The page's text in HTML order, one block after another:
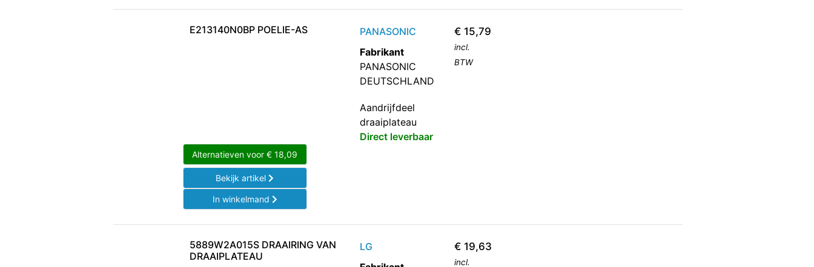
E213140N0BP POELIE-AS
PANASONIC
Fabrikant
PANASONIC
DEUTSCHLAND
Aandrijfdeel
draaiplateau
Direct leverbaar
€ 15,79
incl.
BTW
Alternatieven voor€ 18,09
Bekijk artikel
In winkelmand
5889W2A015S DRAAIRING VAN
DRAAIPLATEAU
LG
€ 19,63
incl.